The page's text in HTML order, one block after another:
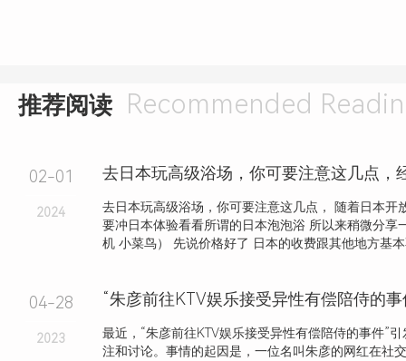
推荐阅读 Recommended
02-01
2024
去日本玩高级浴场，你可要注意这几点，
去日本玩高级浴场，你可要注意这几点， 随着日本开
要冲日本体验看看所谓的日本泡泡浴 所以来稍微分享
机 小菜鸟） 先说价格好了 日本的收费跟其他地方基本
04-28
2023
“朱彦前往KTV娱乐接受异性有偿陪侍的
最近，“朱彦前往KTV娱乐接受异性有偿陪侍的事件”
注和讨论。事情的起因是，一位名叫朱彦的网红在社